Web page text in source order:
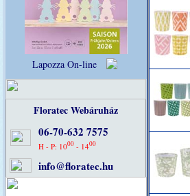
Lapozza On-line
Floratec Webáruház
06-70-632 7575
H - P: 1000 - 1400
info@floratec.hu